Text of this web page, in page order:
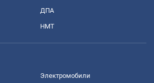
ДПА
НМТ
Электромобили